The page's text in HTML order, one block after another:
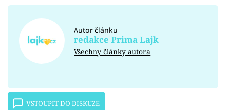
Autor článku
redakce Prima Lajk
Všechny články autora
VSTOUPIT DO DISKUZE